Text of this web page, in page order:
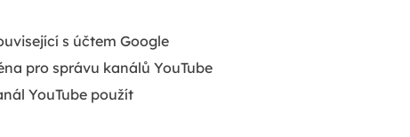
s účtem Google
pro správu kanálů YouTube
YouTube použít